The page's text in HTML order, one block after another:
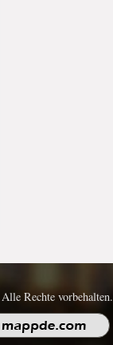
Rechte vorbehalten.